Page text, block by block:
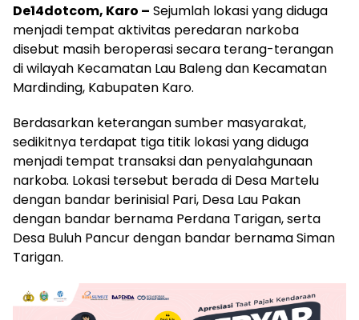
De14dotcom, Karo – Sejumlah lokasi yang diduga
menjadi tempat aktivitas peredaran narkoba
disebut masih beroperasi secara terang-terangan
di wilayah Kecamatan Lau Baleng dan Kecamatan
Mardinding, Kabupaten Karo.
Berdasarkan keterangan sumber masyarakat,
sedikitnya terdapat tiga titik lokasi yang diduga
menjadi tempat transaksi dan penyalahgunaan
narkoba. Lokasi tersebut berada di Desa Martelu
dengan bandar berinisial Pari, Desa Lau Pakan
dengan bandar bernama Perdana Tarigan, serta
Desa Buluh Pancur dengan bandar bernama Siman
Tarigan.